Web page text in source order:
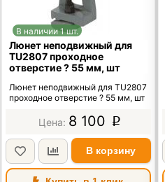
В наличии 1 шт.
Люнет неподвижный для
TU2807 проходное
отверстие ? 55 мм, шт
Люнет неподвижный для TU2807
проходное отверстие ? 55 мм, шт
8 100 p
В корзину